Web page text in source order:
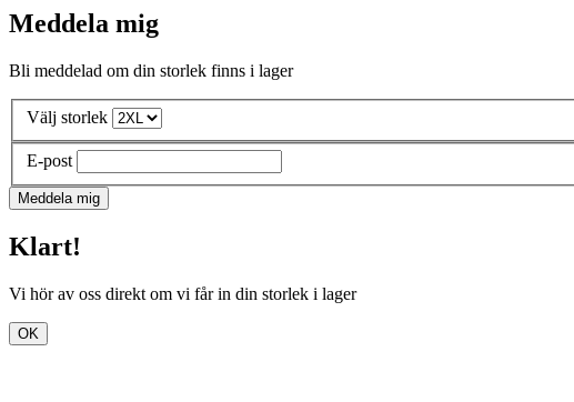
Meddela mig
Bli meddelad om din storlek finns i lager
Välj storlek
E-post
Meddela mig
Klart!
Vi hör av oss direkt om vi får in din storlek i lager
OK